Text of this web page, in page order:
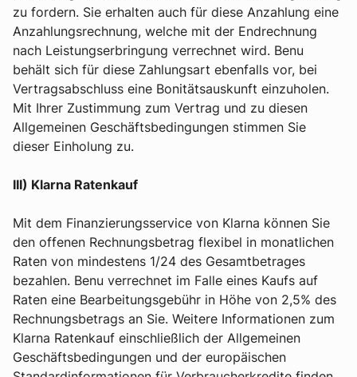
zu fordern. Sie erhalten auch für diese Anzahlung eine
Anzahlungsrechnung, welche mit der Endrechnung
nach Leistungserbringung verrechnet wird. Benu
behält sich für diese Zahlungsart ebenfalls vor, bei
Vertragsabschluss eine Bonitätsauskunft einzuholen.
Mit Ihrer Zustimmung zum Vertrag und zu diesen
Allgemeinen Geschäftsbedingungen stimmen Sie
dieser Einholung zu.
III) Klarna Ratenkauf
Mit dem Finanzierungsservice von Klarna können Sie
den offenen Rechnungsbetrag flexibel in monatlichen
Raten von mindestens 1/24 des Gesamtbetrages
bezahlen. Benu verrechnet im Falle eines Kaufs auf
Raten eine Bearbeitungsgebühr in Höhe von 2,5% des
Rechnungsbetrags an Sie. Weitere Informationen zum
Klarna Ratenkauf einschließlich der Allgemeinen
Geschäftsbedingungen und der europäischen